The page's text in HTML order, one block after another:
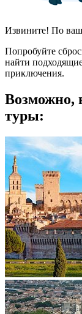
Извините! По
Попробуйте
найти
приключения.
Возможно,
туры: